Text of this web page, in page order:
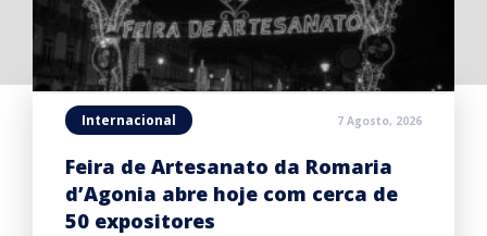
Internacional 7 Agosto, 2026
Feira de Artesanato da Romaria
d’Agonia abre hoje com cerca de
50 expositores